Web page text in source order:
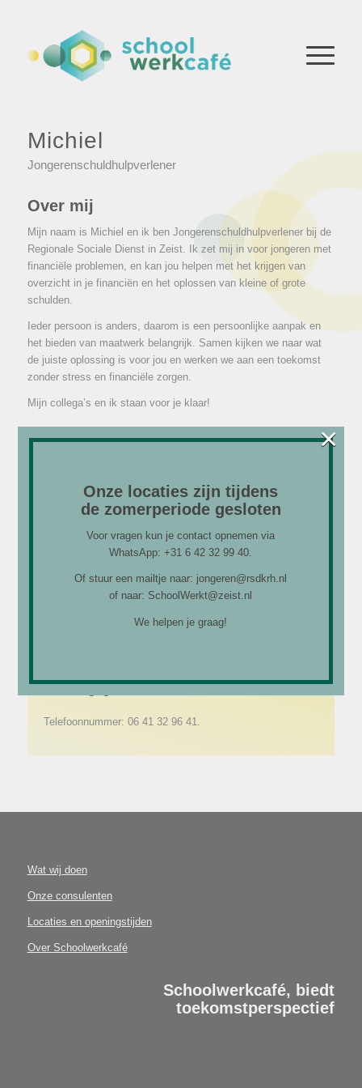
Michiel
Jongerenschuldhulpverlener
Over mij
Mijn naam is Michiel en ik ben Jongerenschuldhulpverlener bij de
Regionale Sociale Dienst in Zeist. Ik zet mij in voor jongeren met
financiële problemen, en kan jou helpen met het krijgen van
overzicht in je financiën en het oplossen van kleine of grote
schulden.
Ieder persoon is anders, daarom is een persoonlijke aanpak en
het bieden van maatwerk belangrijk. Samen kijken we naar wat
de juiste oplossing is voor jou en werken we aan een toekomst
zonder stress en financiële zorgen.
Mijn collega’s en ik staan voor je klaar!
Telefoonnummer: 06 41 32 96 41.
Wat wij doen
Onze consulenten
Locaties en openingstijden
Over Schoolwerkcafé
Schoolwerkcafé, biedt
toekomstperspectief
Onze locaties zijn tijdens
de zomerperiode gesloten
Voor vragen kun je contact opnemen via
WhatsApp: +31 6 42 32 99 40.
Of stuur een mailtje naar: jongeren@rsdkrh.nl
of naar: SchoolWerkt@zeist.nl
We helpen je graag!
×